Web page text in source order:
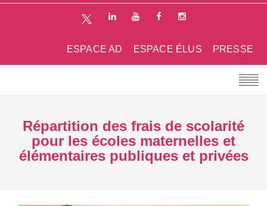
PRESSE
ESPACE ÉLUS
ESPACE AD
Répartition des frais de scolarité
pour les écoles maternelles et
élémentaires publiques et privées